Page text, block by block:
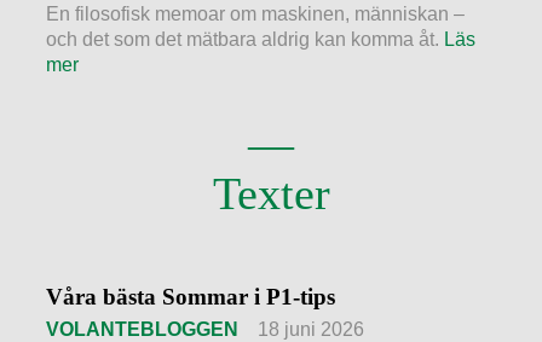
En filosofisk memoar om maskinen, människan –
och det som det mätbara aldrig kan komma åt. Läs
mer
Texter
Våra bästa Sommar i P1-tips
VOLANTEBLOGGEN 18 juni 2026